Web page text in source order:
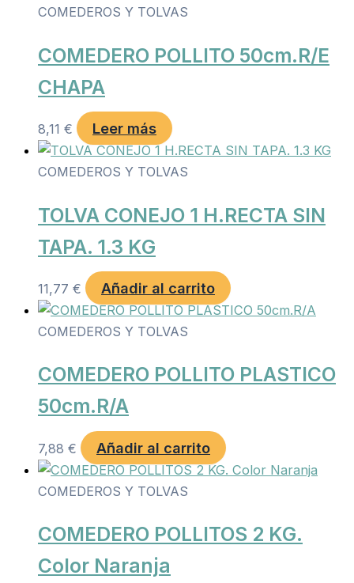
COMEDEROS Y TOLVAS
COMEDERO POLLITO 50cm.R/E
CHAPA
8,11 € Leer más
COMEDEROS Y TOLVAS
TOLVA CONEJO 1 H.RECTA SIN
TAPA. 1.3 KG
11,77 € Añadir al carrito
COMEDEROS Y TOLVAS
COMEDERO POLLITO PLASTICO
50cm.R/A
7,88 € Añadir al carrito
COMEDEROS Y TOLVAS
COMEDERO POLLITOS 2 KG.
Color Naranja